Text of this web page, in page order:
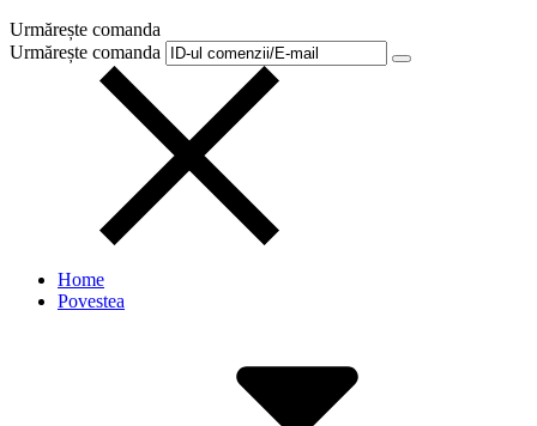
Urmărește comanda
Urmărește comanda
Home
Povestea